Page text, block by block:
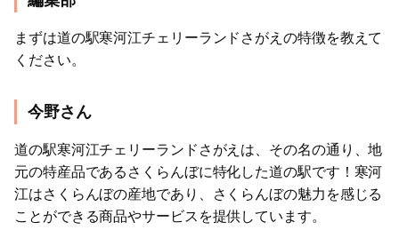
まずは道の駅寒河江チェリーランドさがえの特徴を教えて
ください。
今野さん
道の駅寒河江チェリーランドさがえは、その名の通り、地
元の特産品であるさくらんぼに特化した道の駅です！寒河
江はさくらんぼの産地であり、さくらんぼの魅力を感じる
ことができる商品やサービスを提供しています。